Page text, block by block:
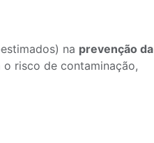
na prevenção da
risco de contaminação,